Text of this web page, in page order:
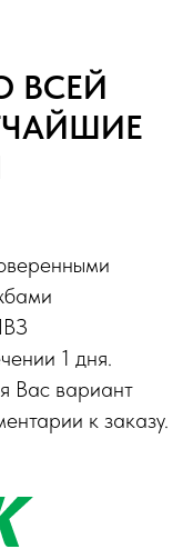
ВСЕЙ
1 дня.
Вас вариант
к заказу.